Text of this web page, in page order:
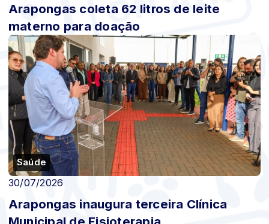
Arapongas coleta 62 litros de leite
materno para doação
Saúde
30/07/2026
Arapongas inaugura terceira Clínica